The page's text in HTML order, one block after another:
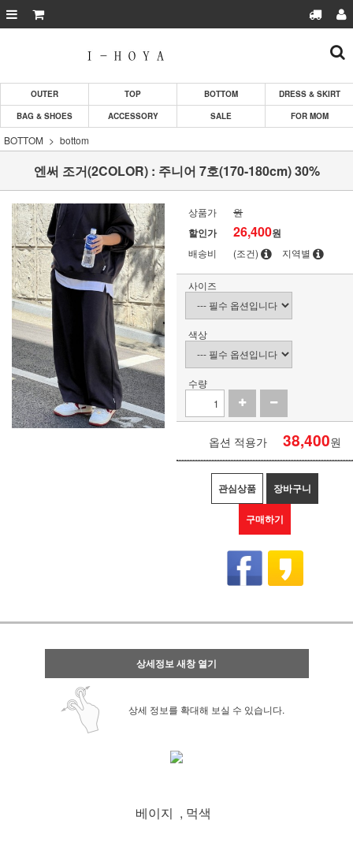
OUTER TOP BOTTOM
DRESS & SKIRT
BAG & SHOES
ACCESSORY SALE FOR MOM
BOTTOM bottom
엔써 조거(2COLOR) : 주니어 7호(170-180cm) 30%
상품가 원
할인가 26,400원
배송비 (조건) 지역별
사이즈
색상
수량
옵션 적용가 38,400원
관심상품 장바구니
구매하기
상세정보 새창 열기
상세 정보를 확대해 보실 수 있습니다.
베이지 , 먹색